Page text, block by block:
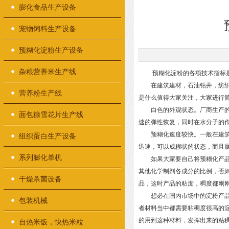
膨化食品生产设备
宠物饲料生产设备
预糊化淀粉生产设备
杂粮营养米生产线
营养粉生产线
面包糠雪花片生产线
组织蛋白生产设备
系列膨化单机
干燥杀菌设备
包装机械
自热米饭，快热米粒
预糊化淀粉的各项技术指标
在建筑建材，石油钻井，纺织
是什么值得大家关注，大家进行
白色的外观状态。厂商生产的
速的弹性恢复，同时在水分子的
预糊化速度较快。一般在建筑
迅速，可以成糊状的状态，而且
如果大家要自己将预糊化产品
其他化学制剂各成分的比例，否
品，这时产品的粘度，稠度都刚
想必在国内市场中的淀粉产品
者材料当中都需要粘稠度很高的
的用到这种材料，发挥出来的粘